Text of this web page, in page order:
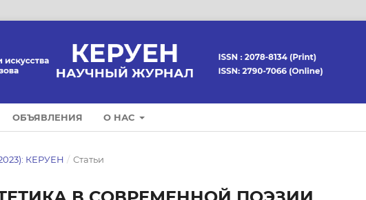
ОБЪЯВЛЕНИЯ О НАС
КЕРУЕН / Статьи